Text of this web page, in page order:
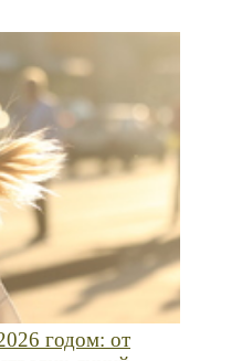
годом: от